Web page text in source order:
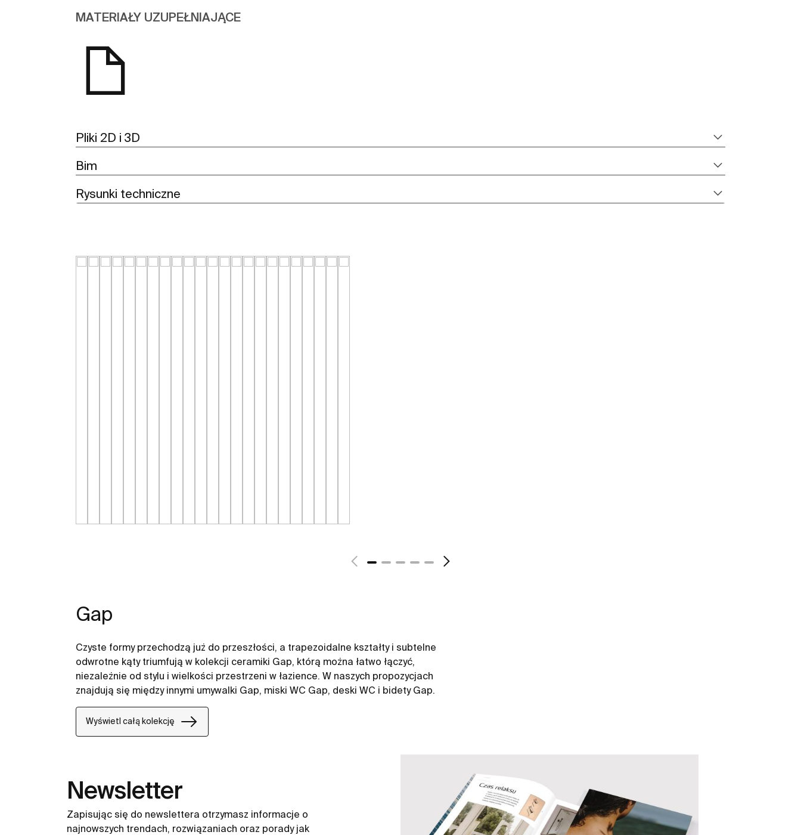
MATERIAŁY UZUPEŁNIAJĄCE
Pliki 2D i 3D
Bim
Rysunki techniczne
Gap
Czyste formy przechodzą już do przeszłości, a trapezoidalne kształty i subtelne
odwrotne kąty triumfują w kolekcji ceramiki Gap, którą można łatwo łączyć,
niezależnie od stylu i wielkości przestrzeni w łazience. W naszych propozycjach
znajdują się między innymi umywalki Gap, miski WC Gap, deski WC i bidety Gap.
Wyświetl całą kolekcję
Newsletter
Zapisując się do newslettera otrzymasz informacje o
najnowszych trendach, rozwiązaniach oraz porady jak